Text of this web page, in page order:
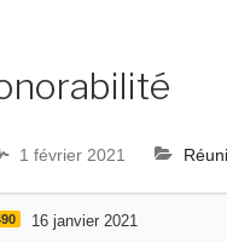
1 février 2021
16 janvier 2021